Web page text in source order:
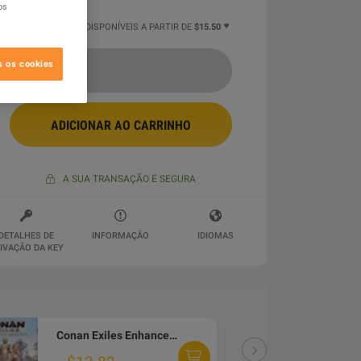
8 MAIS OFERTAS DISPONÍVEIS A PARTIR DE $15.50
ADICIONAR AO CARRINHO
A SUA TRANSAÇÃO É SEGURA
DETALHES DE
DA KEY
INFORMAÇÃO IDIOMAS
Conan Exiles Enhanced - Architects of Argos Pack DLC PC Steam Altergift
os cookies